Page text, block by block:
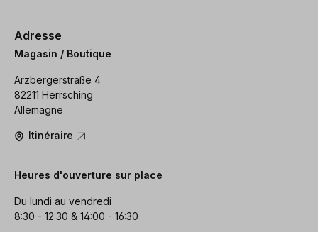
Adresse
Magasin / Boutique
Arzbergerstraße 4
82211 Herrsching
Allemagne
Itinéraire
Heures d'ouverture sur place
Du lundi au vendredi
8:30 - 12:30 & 14:00 - 16:30